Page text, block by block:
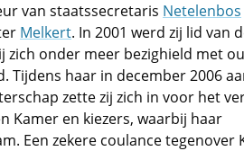
van staatssecretaris Netelenbos
Melkert. In 2001 werd zij lid van
zich onder meer bezighield met
Tijdens haar in december 2006
zette zij zich in voor het
Kamer en kiezers, waarbij haar
Een zekere coulance tegenover